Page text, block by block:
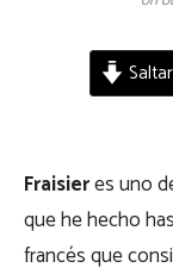
Fraisieres uno
que he hecho
francés que